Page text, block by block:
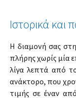
Ιστορικά και
Η διαμονή σας
πλήρης χωρίς μία
λίγα λεπτά από
ανάκτορο, που
τιμής σε έναν